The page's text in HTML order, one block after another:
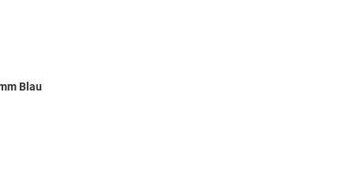
Blau